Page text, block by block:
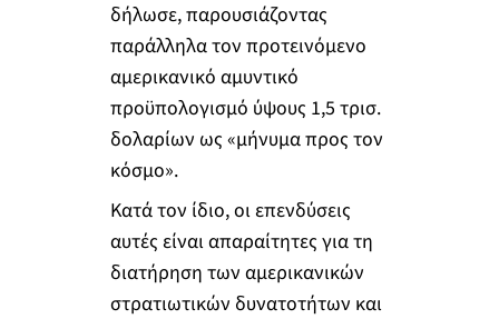
δήλωσε, παρουσιάζοντας
παράλληλα τον προτεινόμενο
αμερικανικό αμυντικό
προϋπολογισμό ύψους 1,5 τρισ.
δολαρίων ως «μήνυμα προς τον
κόσμο».
Κατά τον ίδιο, οι επενδύσεις
αυτές είναι απαραίτητες για τη
διατήρηση των αμερικανικών
στρατιωτικών δυνατοτήτων και